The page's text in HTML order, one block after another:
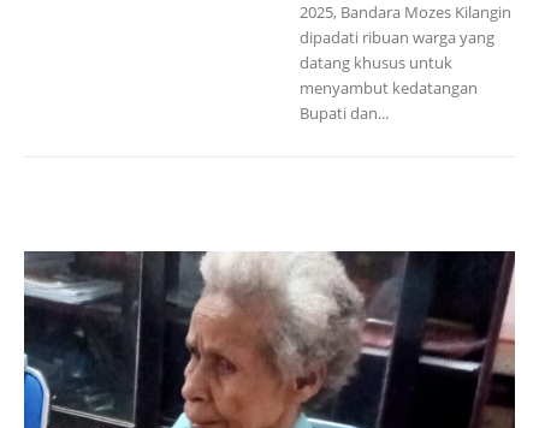
2025, Bandara Mozes Kilangin
dipadati ribuan warga yang
datang khusus untuk
menyambut kedatangan
Bupati dan...